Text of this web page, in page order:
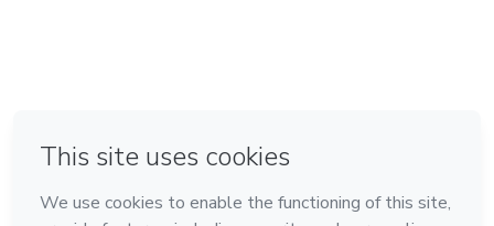
Feito com ❤ em Bogotá